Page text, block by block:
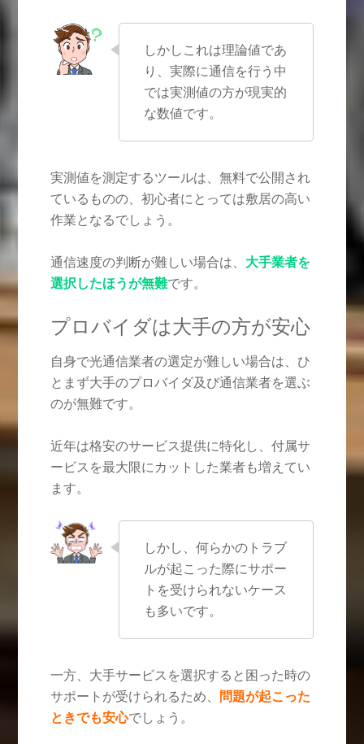
しかしこれは理論値であ
り、実際に通信を行う中
では実測値の方が現実的
な数値です。
実測値を測定するツールは、無料で公開され
ているものの、初心者にとっては敷居の高い
作業となるでしょう。
通信速度の判断が難しい場合は、 大手業者を
選択したほうが無難です。
プロバイダは大手の方が安心
自身で光通信業者の選定が難しい場合は、ひ
とまず大手のプロバイダ及び通信業者を選ぶ
のが無難です。
近年は格安のサービス提供に特化し、付属サ
ービスを最大限にカットした業者も増えてい
ます。
しかし、何らかのトラブ
ルが起こった際にサポー
トを受けられないケース
も多いです。
一方、大手サービスを選択すると困った時の
サポートが受けられるため、 問題が起こった
ときでも安心でしょう。